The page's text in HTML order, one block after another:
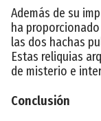
Además de su
ha
las dos hachas
Estas reliquias
de misterio e
Conclusión